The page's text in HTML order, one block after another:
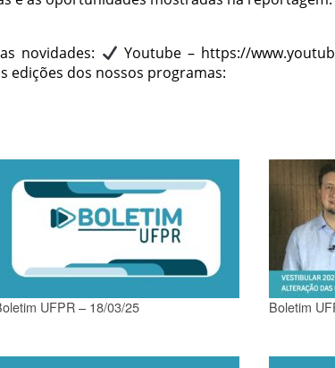
novidades:
Youtube – https://
edições dos nossos programas:
UFPR – 18/03/25 Boletim